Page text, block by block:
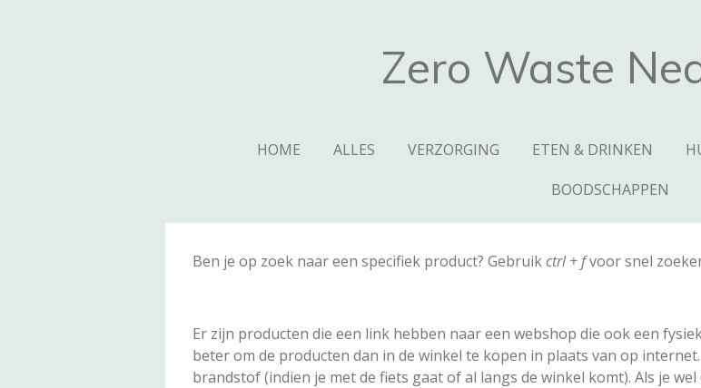
Zero Waste
HOME ALLES VERZORGING ETEN & DRINKEN
BOODSCHAPPEN
Ben je op zoek naar een specifiek product? Gebruikctrl + fvoor snel
Er zijn producten die een link hebben naar een webshop die ook een
beter om de producten dan in de winkel te kopen in plaats van op
brandstof (indien je met de fiets gaat of al langs de winkel komt). Als je